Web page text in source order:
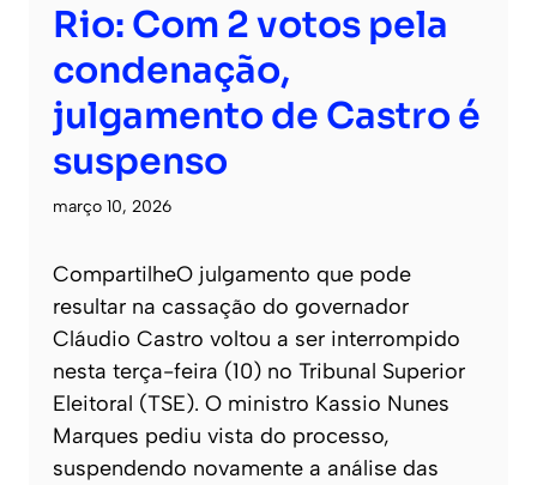
Rio: Com 2 votos pela
condenação,
julgamento de Castro é
suspenso
março 10, 2026
CompartilheO julgamento que pode
resultar na cassação do governador
Cláudio Castro voltou a ser interrompido
nesta terça-feira (10) no Tribunal Superior
Eleitoral (TSE). O ministro Kassio Nunes
Marques pediu vista do processo,
suspendendo novamente a análise das